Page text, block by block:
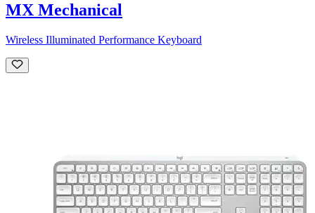
MX Mechanical
Wireless Illuminated Performance Keyboard